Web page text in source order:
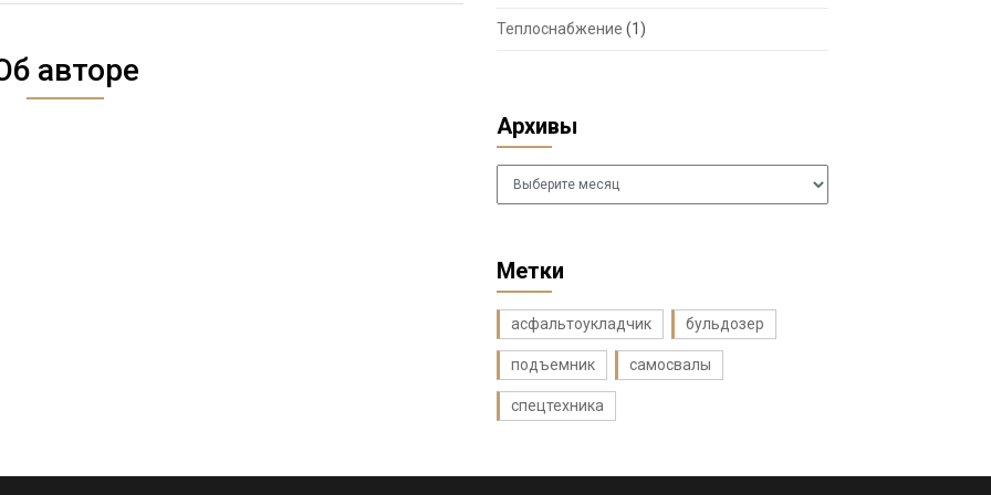
авторе
Теплоснабжение (1)
Архивы
Архивы
Метки
асфальтоукладчик бульдозер
подъемник самосвалы
спецтехника